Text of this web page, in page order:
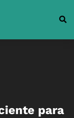
para